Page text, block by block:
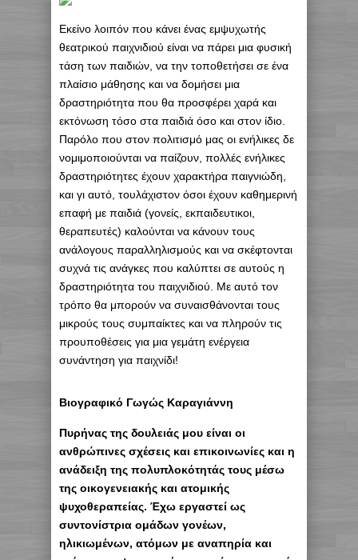
Εκείνο λοιπόν που κάνει ένας εμψυχωτής
θεατρικού παιχνιδιού είναι να πάρει μια φυσική
τάση των παιδιών, να την τοποθετήσει σε ένα
πλαίσιο μάθησης και να δομήσει μια
δραστηριότητα που θα προσφέρει χαρά και
εκτόνωση τόσο στα παιδιά όσο και στον ίδιο.
Παρόλο που στον πολιτισμό μας οι ενήλικες δε
νομιμοποιούνται να παίζουν, πολλές ενήλικες
δραστηριότητες έχουν χαρακτήρα παιγνιώδη,
και γι αυτό, τουλάχιστον όσοι έχουν καθημερινή
επαφή με παιδιά (γονείς, εκπαιδευτικοι,
θεραπευτές) καλούνται να κάνουν τους
ανάλογους παραλληλισμούς και να σκέφτονται
συχνά τις ανάγκες που καλύπτει σε αυτούς η
δραστηριότητα του παιχνιδιού. Με αυτό τον
τρόπο θα μπορούν να συναισθάνονται τους
μικρούς τους συμπαίκτες και να πληρούν τις
προυποθέσεις για μια γεμάτη ενέργεια
συνάντηση για παιχνίδι!
Βιογραφικό Γωγώς Καραγιάννη
Πυρήνας της δουλειάς μου είναι οι
ανθρώπινες σχέσεις και επικοινωνίες και η
ανάδειξη της πολυπλοκότητάς τους μέσω
της οικογενειακής και ατομικής
ψυχοθεραπείας. Έχω εργαστεί ως
συντονίστρια ομάδων γονέων,
ηλικιωμένων, ατόμων με αναπηρία και